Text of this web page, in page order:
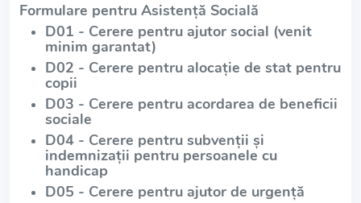
Formulare pentru Asistență Socială
D01 - Cerere pentru ajutor social (venit
minim garantat)
D02 - Cerere pentru alocație de stat pentru
copii
D03 - Cerere pentru acordarea de beneficii
sociale
D04 - Cerere pentru subvenții și
indemnizații pentru persoanele cu
handicap
D05 - Cerere pentru ajutor de urgență